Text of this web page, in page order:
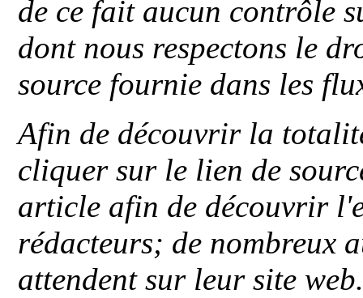
de ce fait aucun contrôle
dont nous respectons le
source fournie dans les
Afin de découvrir la
cliquer sur le lien de
article afin de découvrir
rédacteurs; de nombreux
attendent sur leur site